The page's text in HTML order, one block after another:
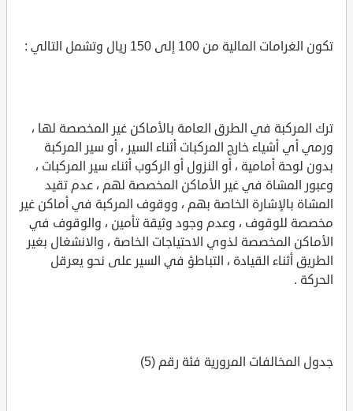
تكون الغرامات المالية من 100 إلى 150 ريال وتشمل التالي :
ترك المركبة في الطرق العامة بالأماكن غير المخصصة لها ،
ورمي أي أشياء خارج المركبات أثناء السير ، أو سير المركبة
بدون لوحة أمامية ، أو النزول أو الركوب أثناء سير المركبات ،
وعبور المشاة في غير الأماكن المخصصة لهم ، عدم تقيد
المشاة بالإشارة الخاصة بهم ، ووقوف المركبة في أماكن غير
مخصصة للوقوف ، وعدم وجود وثيقة تأمين ، والوقوف في
الأماكن المخصصة لذوي الاحتياجات الخاصة ، والانشغال بغير
الطريق أثناء القيادة ، التباطؤ في السير على نحو يعرقل
الحركة .
جدول المخالفات المرورية فئة رقم (5)